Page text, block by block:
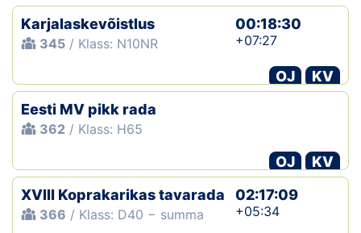
Karjalaskevõistlus
345 / Klass: N10NR
00:18:30
+07:27
OJ
KV
Eesti MV pikk rada
362 / Klass: H65
OJ
KV
XVIII Koprakarikas tavarada
366 / Klass: D40 − summa
02:17:09
+05:34